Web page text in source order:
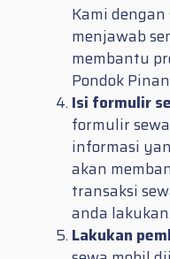
Kami
menjawab
membantu
Pondok
Isi formulir
formulir
informasi
akan
transaksi
anda lakukan.
Lakukan